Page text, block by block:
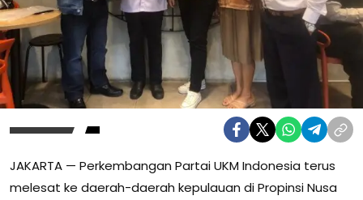
JAKARTA — Perkembangan Partai UKM Indonesia terus
melesat ke daerah-daerah kepulauan di Propinsi Nusa